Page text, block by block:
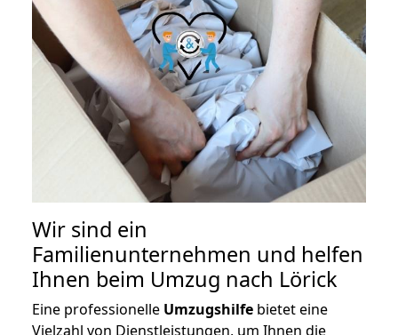
Wir sind ein
Familienunternehmen und helfen
Ihnen beim Umzug nach Lörick
Eine professionelle Umzugshilfe bietet eine
Vielzahl von Dienstleistungen, um Ihnen die